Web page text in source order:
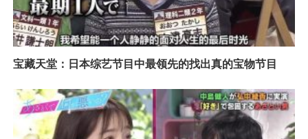
宝藏天堂：日本综艺节目中最领先的找出真的宝物节目